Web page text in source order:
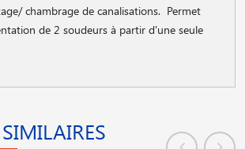
chambrage de canalisations. Permet
de 2 soudeurs à partir d'une seule